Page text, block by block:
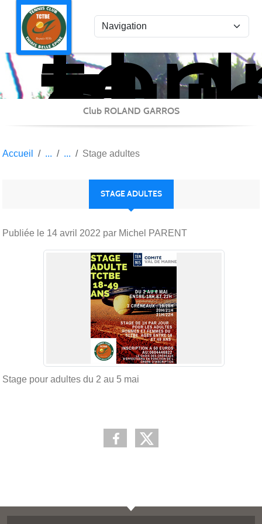
Club ROLAND GARROS
Accueil Stage adultes
STAGE ADULTES
Publiée le 14 avril 2022 par Michel PARENT
Stage pour adultes du 2 au 5 mai
Panneau de gestion des cookies